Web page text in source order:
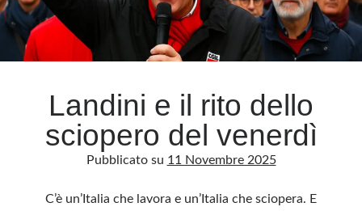
Landini e il rito dello
sciopero del venerdì
Pubblicato su 11 Novembre 2025
C’è un’Italia che lavora e un’Italia che sciopera. E